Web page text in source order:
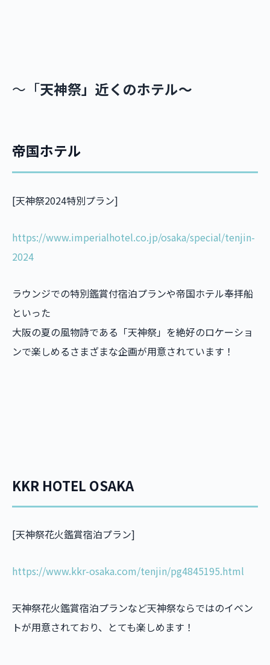
～「天神祭」近くのホテル～
帝国ホテル
[天神祭2024特別プラン]
https://www.imperialhotel.co.jp/osaka/special/tenjin-
2024
ラウンジでの特別鑑賞付宿泊プランや帝国ホテル奉拝船
といった
大阪の夏の風物詩である「天神祭」を絶好のロケーショ
ンで楽しめるさまざまな企画が用意されています！
KKR HOTEL OSAKA
[天神祭花火鑑賞宿泊プラン]
https://www.kkr-osaka.com/tenjin/pg4845195.html
天神祭花火鑑賞宿泊プランなど天神祭ならではのイベン
トが用意されており、とても楽しめます！